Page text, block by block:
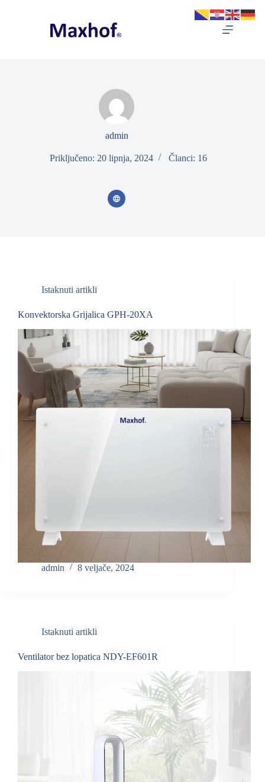
admin
Priključeno: 20 lipnja, 2024 Članci: 16
Istaknuti artikli
Konvektorska Grijalica GPH-20XA
admin 8 veljače, 2024
Istaknuti artikli
Ventilator bez lopatica NDY-EF601R